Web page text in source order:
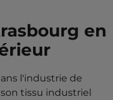
en
l'industrie de
tissu industriel